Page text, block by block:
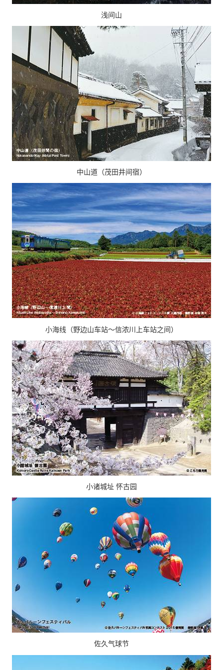
浅间山
中山道（茂田井间宿）
小海线（野边山车站～信浓川上车站之间）
小诸城址 怀古园
佐久气球节